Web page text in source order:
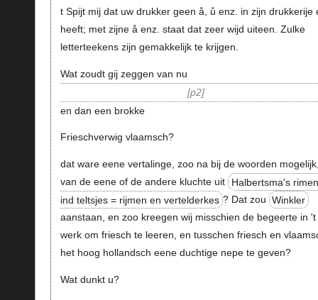
t Spijt mij dat uw drukker geen å, ů enz. in zijn drukkerije
heeft; met zijne å enz. staat dat zeer wijd uiteen. Zulke
letterteekens zijn gemakkelijk te krijgen.
Wat zoudt gij zeggen van nu
p2
en dan een brokke
Frieschverwig vlaamsch?
dat ware eene vertalinge, zoo na bij de woorden
van de eene of de andere kluchte uit
Halbertsma's rimen
ind teltsjes = rijmen en vertelderkes ? Dat zou Winkler
aanstaan, en zoo kreegen wij misschien de begeerte in 't
werk om friesch te leeren, en tusschen friesch en
het hoog hollandsch eene duchtige nepe te geven?
Wat dunkt u?